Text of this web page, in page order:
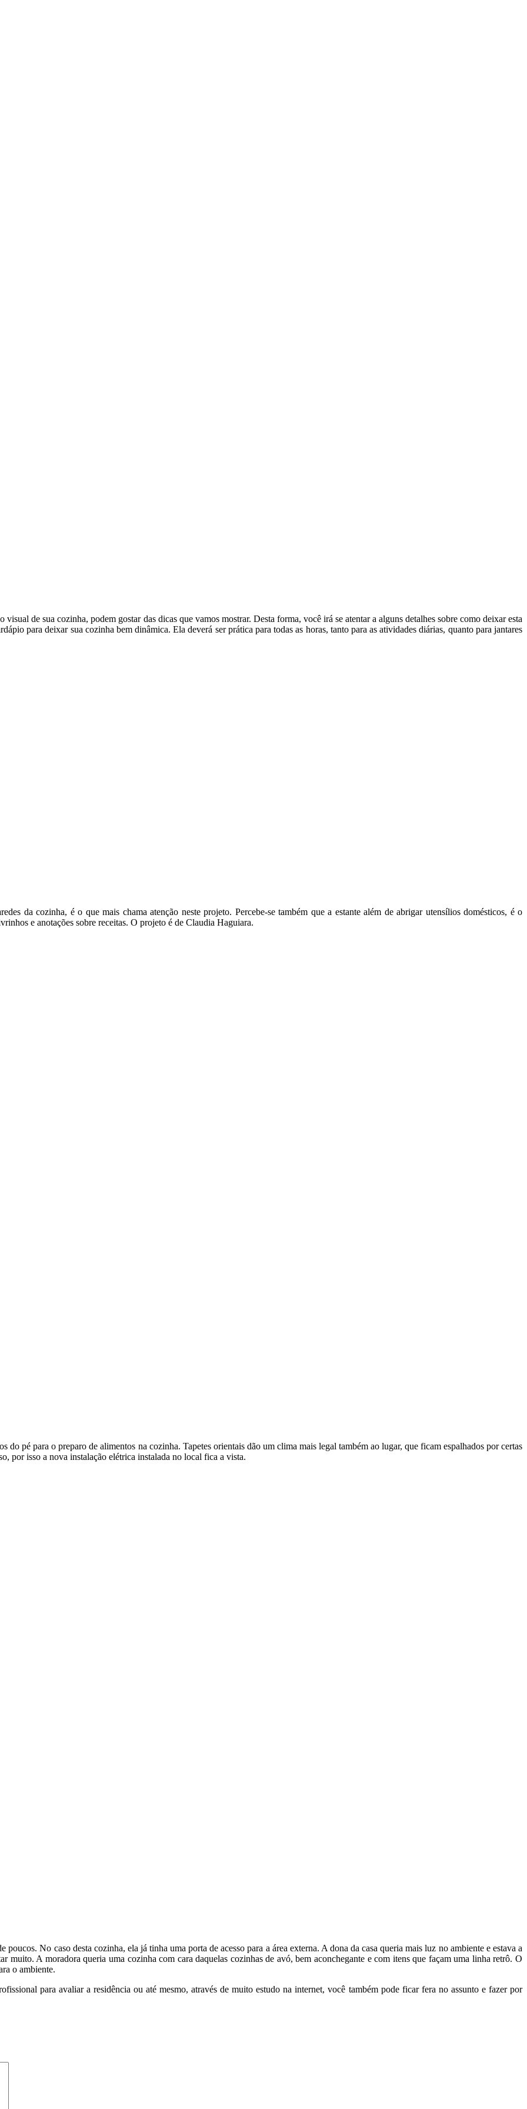
de sua cozinha, podem gostar das dicas que vamos mostrar. Desta forma, você irá se atentar a alguns detalhes sobre como deixar esta
para deixar sua cozinha bem dinâmica. Ela deverá ser prática para todas as horas, tanto para as atividades diárias, quanto para jantares
da cozinha, é o que mais chama atenção neste projeto. Percebe-se também que a estante além de abrigar utensílios domésticos, é o
e anotações sobre receitas. O projeto é de Claudia Haguiara.
pé para o preparo de alimentos na cozinha. Tapetes orientais dão um clima mais legal também ao lugar, que ficam espalhados por certas
por isso a nova instalação elétrica instalada no local fica a vista.
No caso desta cozinha, ela já tinha uma porta de acesso para a área externa. A dona da casa queria mais luz no ambiente e estava a
muito. A moradora queria uma cozinha com cara daquelas cozinhas de avó, bem aconchegante e com itens que façam uma linha retrô. O
o ambiente.
para avaliar a residência ou até mesmo, através de muito estudo na internet, você também pode ficar fera no assunto e fazer por